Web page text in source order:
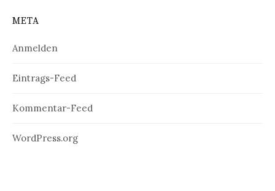
META
Anmelden
Eintrags-Feed
Kommentar-Feed
WordPress.org